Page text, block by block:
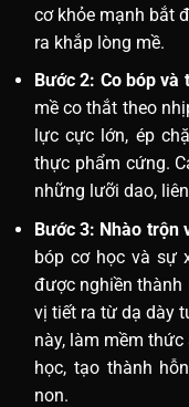
cơ khỏe mạnh bắt
ra khắp lòng mề.
Bước 2: Co bóp
mề co thắt theo
lực cực lớn, ép
thực phẩm cứng.
những lưỡi dao,
Bước 3: Nhào trộn
bóp cơ học và sự
được nghiền thành
vị tiết ra từ dạ dày
này, làm mềm
học, tạo thành
non.